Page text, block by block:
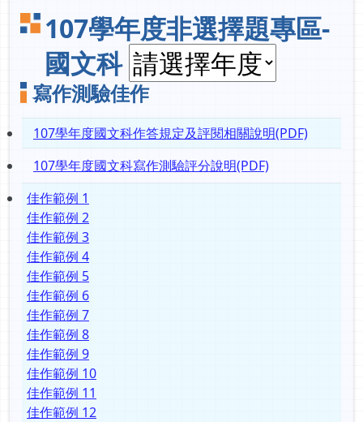
107學年度非選擇題專區-
國文科
寫作測驗佳作
107學年度國文科作答規定及評閱相關說明(PDF)
107學年度國文科寫作測驗評分說明(PDF)
佳作範例 1
佳作範例 2
佳作範例 3
佳作範例 4
佳作範例 5
佳作範例 6
佳作範例 7
佳作範例 8
佳作範例 9
佳作範例 10
佳作範例 11
佳作範例 12